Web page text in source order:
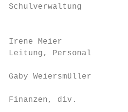
Schulverwaltung
Irene Meier
Leitung, Personal
Gaby Weiersmüller
Finanzen, div.